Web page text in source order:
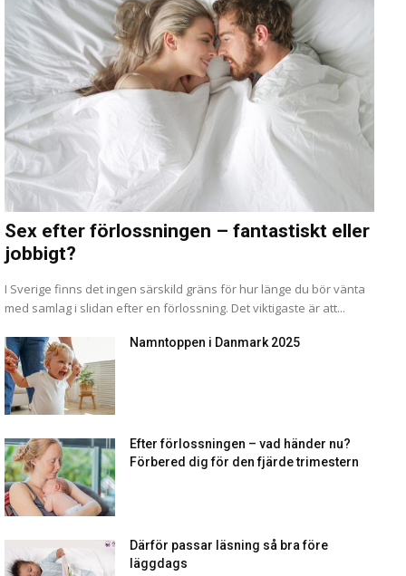
Sex efter förlossningen – fantastiskt eller
jobbigt?
I Sverige finns det ingen särskild gräns för hur länge du bör vänta
med samlag i slidan efter en förlossning. Det viktigaste är att...
Namntoppen i Danmark 2025
Efter förlossningen – vad händer nu?
Förbered dig för den fjärde trimestern
Därför passar läsning så bra före
läggdags